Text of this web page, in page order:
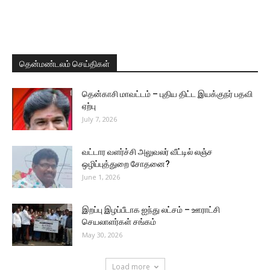
தென்மண்டலம் செய்திகள்
தென்காசி மாவட்டம் – புதிய திட்ட இயக்குநர் பதவி
ஏற்பு
July 7, 2026
வட்டார வளர்ச்சி அலுவலர் வீட்டில் லஞ்ச
ஒழிப்புத்துறை சோதனை?
June 1, 2026
இறப்பு இழப்பீடாக ஐந்து லட்சம் – ஊராட்சி
செயலாளர்கள் சங்கம்
May 30, 2026
Load more